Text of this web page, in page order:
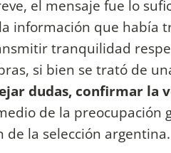
el mensaje fue lo
información que había
tranquilidad
si bien se trató de
dudas, confirmar la
de la preocupación
de la selección argentina.